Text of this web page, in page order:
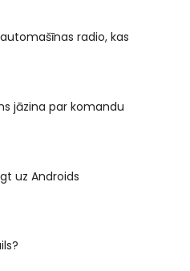
radio, kas
jāzina par komandu
uz Androids